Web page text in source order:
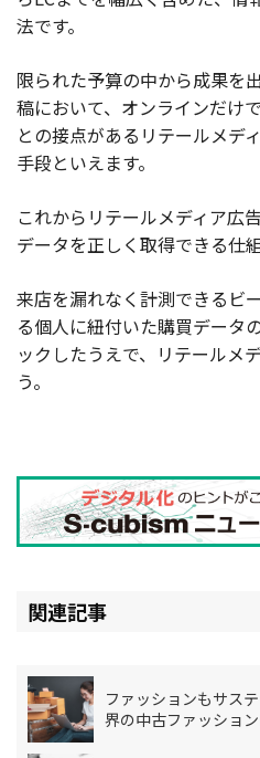
法です。
限られた予算の中から成果を
稿において、オンラインだけ
との接点があるリテールメデ
手段といえます。
これからリテールメディア広
データを正しく取得できる仕
来店を漏れなく計測できるビ
る個人に紐付いた購買データ
ックしたうえで、リテールメ
う。
関連記事
ファッションもサス
界の中古ファッショ